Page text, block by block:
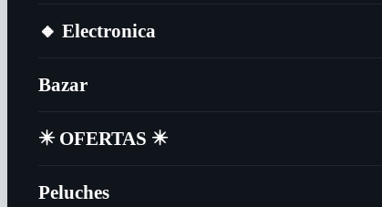
🔸​ Electronica
Bazar
✴️​ OFERTAS ✴️​
Peluches